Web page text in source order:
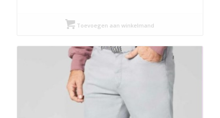
Toevoegen aan winkelmand